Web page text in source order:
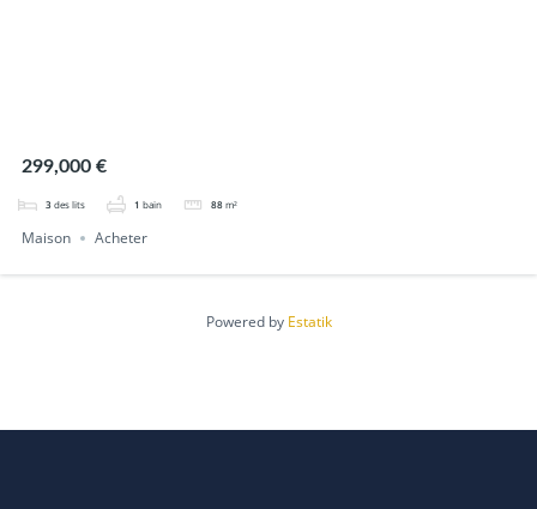
299,000 €
3 des lits 1 bain 88 m²
Maison Acheter
Powered by Estatik